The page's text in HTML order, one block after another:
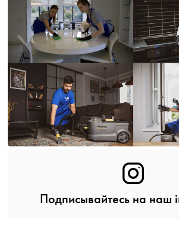
Подписывайтесь на наш